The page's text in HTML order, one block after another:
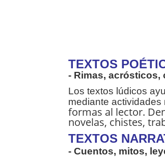
TEXTOS
- Rimas, acrósticos,
Los textos lúdicos
mediante
formas al lector.
novelas, chistes,
TEXTOS
- Cuentos, mitos,